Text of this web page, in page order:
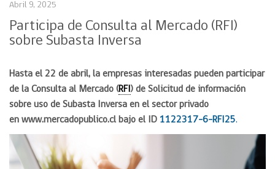
Abril 9, 2025
Participa de Consulta al Mercado (RFI)
sobre Subasta Inversa
Hasta el 22 de abril, la empresas interesadas pueden participar
de la Consulta al Mercado (RFI ) de Solicitud de información
sobre uso de Subasta Inversa en el sector privado
en www.mercadopublico.cl bajo el ID 1122317-6-RFI25.